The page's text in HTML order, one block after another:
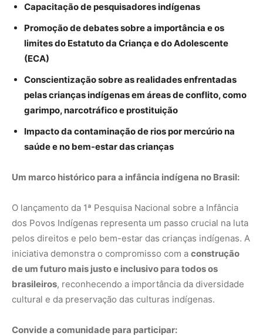
Capacitação de pesquisadores indígenas
Promoção de debates sobre a importância e os
limites do Estatuto da Criança e do Adolescente
(ECA)
Conscientização sobre as realidades enfrentadas
pelas crianças indígenas em áreas de conflito, como
garimpo, narcotráfico e prostituição
Impacto da contaminação de rios por mercúrio na
saúde e no bem-estar das crianças
Um marco histórico para a infância indígena no Brasil:
O lançamento da 1ª Pesquisa Nacional sobre a Infância
dos Povos Indígenas representa um passo crucial na luta
pelos direitos e pelo bem-estar das crianças indígenas. A
iniciativa demonstra o compromisso com a construção
de um futuro mais justo e inclusivo para todos os
brasileiros, reconhecendo a importância da diversidade
cultural e da preservação das culturas indígenas.
Convide a comunidade para participar: